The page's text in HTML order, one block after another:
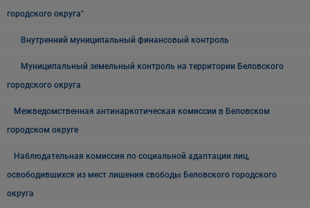
городского округа"
Внутренний муниципальный финансовый контроль
Муниципальный земельный контроль на территории Беловского
городского округа
Межведомственная антинаркотическая комиссии в Беловском
городском округе
Наблюдательная комиссия по социальной адаптации лиц,
освободившихся из мест лишения свободы Беловского городского
округа